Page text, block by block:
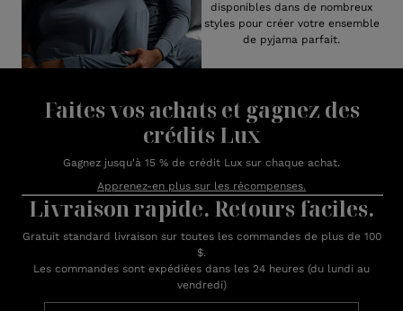
disponibles dans de nombreux
styles pour créer votre ensemble
de pyjama parfait.
Faites vos achats et gagnez des
crédits Lux
Gagnez jusqu'à 15 % de crédit Lux sur chaque achat.
Apprenez-en plus sur les récompenses.
Livraison rapide. Retours faciles.
Gratuit standard livraison sur toutes les commandes de plus de 100
$.
Les commandes sont expédiées dans les 24 heures (du lundi au
vendredi)